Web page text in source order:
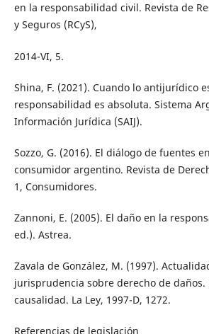
en la responsabilidad civil. Revista de
y Seguros (RCyS),
2014-VI, 5.
Shina, F. (2021). Cuando lo antijurídico
responsabilidad es absoluta. Sistema
Información Jurídica (SAIJ).
Sozzo, G. (2016). El diálogo de fuentes
consumidor argentino. Revista de
1, Consumidores.
Zannoni, E. (2005). El daño en la
ed.). Astrea.
Zavala de González, M. (1997).
jurisprudencia sobre derecho de daños.
causalidad. La Ley, 1997-D, 1272.
Referencias de legislación